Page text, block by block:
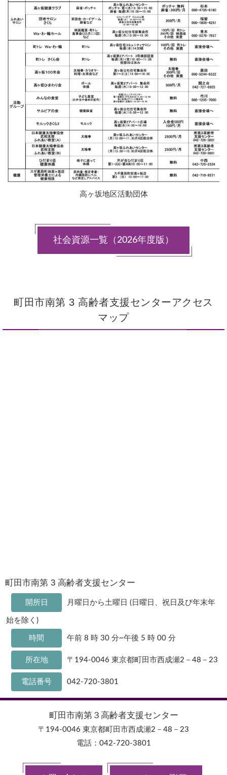
高ヶ坂地区活動団体
社会資源一覧（2026年度版）
町田市南第 3 高齢者支援センターアクセス
マップ
町田市南第 3 高齢者支援センター
開所日 月曜日から土曜日 (日曜日、祝日及び年末年
始を除く)
時間 午前 8 時 30 分~午後 5 時 00 分
所在地 〒194-0046 東京都町田市西成瀬2－48－23
電話番号 042-720-3801
町田市南第３高齢者支援センター
〒194-0046 東京都町田市西成瀬2－48－23
電話：042-720-3801